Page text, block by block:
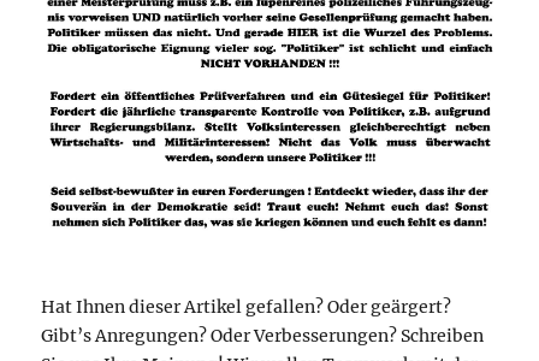
Hat Ihnen dieser Artikel gefallen? Oder geärgert?
Gibt’s Anregungen? Oder Verbesserungen? Schreiben